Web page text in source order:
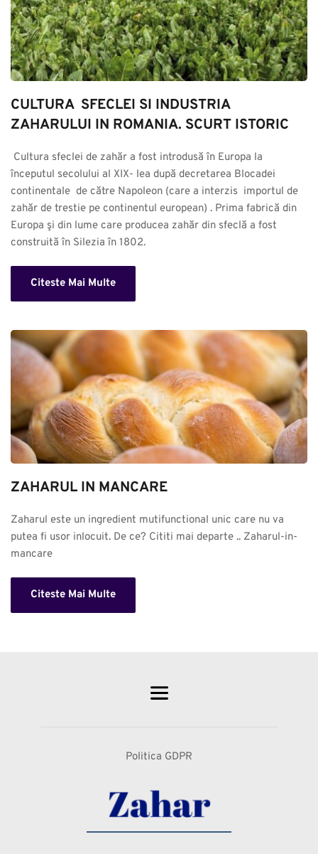
CULTURA  SFECLEI SI INDUSTRIA
ZAHARULUI IN ROMANIA. SCURT ISTORIC
începutul secolului al XIX- lea după decretarea Blocadei
continentale  de către Napoleon (care a interzis  importul de
zahăr de trestie pe continentul european) . Prima fabrică din
Europa şi din lume care producea zahăr din sfeclă a fost
construită în Silezia în 1802.
Citeste Mai Multe
ZAHARUL IN MANCARE
Zaharul este un ingredient mutifunctional unic care nu va
putea fi usor inlocuit. De ce? Cititi mai departe .. Zaharul-in-
mancare
Citeste Mai Multe
Politica GDPR